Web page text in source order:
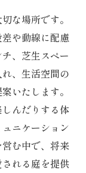
な場所です。
や動線に配慮
、芝生スペー
、生活空間の
いたします。
んだりする体
ニケーション
む中で、将来
れる庭を提供